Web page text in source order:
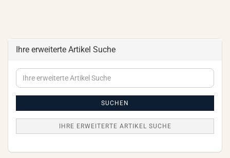
Ihre erweiterte Artikel Suche
Ihre
erweiterte
SUCHEN
IHRE ERWEITERTE ARTIKEL SUCHE